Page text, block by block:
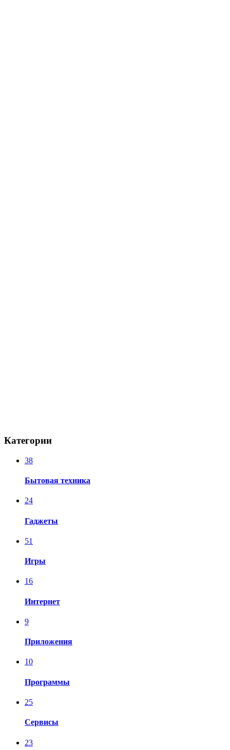
Категории
38
Бытовая техника
24
Гаджеты
51
Игры
16
Интернет
9
Приложения
10
Программы
25
Сервисы
23